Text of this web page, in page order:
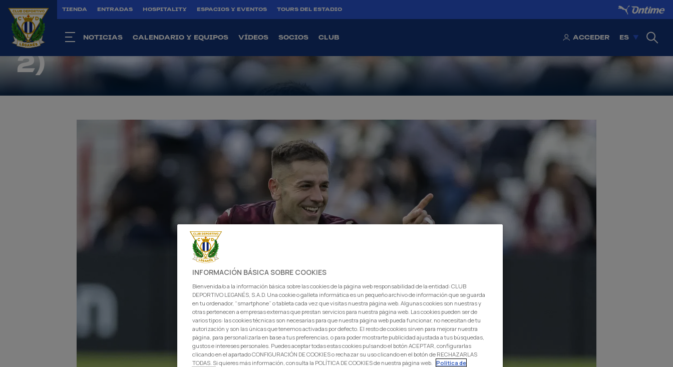
TIENDA ENTRADAS HOSPITALITY ESPACIOS Y EVENTOS TOURS DEL ESTADIO
NOTICIAS CALENDARIO Y EQUIPOS VÍDEOS SOCIOS CLUB ACCEDER ES
Primer Equipo
EL LEGA GANA EN CEUTA (1-
2)
INFORMACIÓN BÁSICA SOBRE COOKIES
Bienvenida/o a la información básica sobre las cookies de la página web responsabilidad de la entidad: CLUB
DEPORTIVO LEGANÉS, S.A.D. Una cookie o galleta informática es un pequeño archivo de información que se guarda
en tu ordenador, “smartphone” o tableta cada vez que visitas nuestra página web. Algunas cookies son nuestras y
otras pertenecen a empresas externas que prestan servicios para nuestra página web. Las cookies pueden ser de
varios tipos: las cookies técnicas son necesarias para que nuestra página web pueda funcionar, no necesitan de tu
autorización y son las únicas que tenemos activadas por defecto. El resto de cookies sirven para mejorar nuestra
página, para personalizarla en base a tus preferencias, o para poder mostrarte publicidad ajustada a tus búsquedas,
gustos e intereses personales. Puedes aceptar todas estas cookies pulsando el botón ACEPTAR, configurarlas
clicando en el apartado CONFIGURACIÓN DE COOKIES o rechazar su uso clicando en el botón de RECHAZARLAS
TODAS. Si quieres más información, consulta la POLÍTICA DE COOKIES de nuestra página web. Politica de